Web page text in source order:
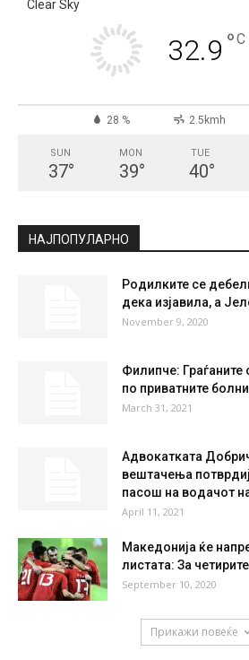
Clear Sky
32.9 °C
28 % 2.5kmh
SUN
37°
MON
39°
TUE
40°
НАЈПОПУЛАРНО
Родилките се
дека изјавила, а
November 9, 2020
Филипче:
по приватните
March 31, 2021
Адвокатката
вештачења
пасош на водачот
April 11, 2021
Македонија ќе
листата: За
September 10, 2020
Прикажи повеќе